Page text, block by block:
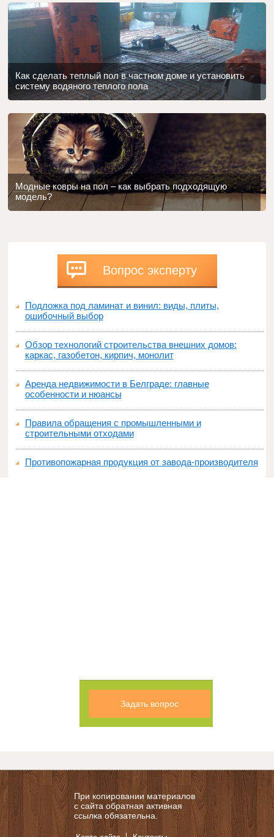
Как сделать теплый пол в частном доме и установить
систему водяного теплого пола
Модные ковры на пол – как выбрать подходящую
модель?
Вопрос эксперту
Подложка под ламинат и винил: виды, плиты,
ошибочный выбор
Обзор технологий строительства внешних домов:
каркас, газобетон, кирпич, монолит
Аренда недвижимости в Белграде: главные
особенности и нюансы
Правила обращения с промышленными и
строительными отходами
Противопожарная продукция от завода-производителя
Задать вопрос
При копировании материалов
с сайта обратная активная
ссылка обязательна.